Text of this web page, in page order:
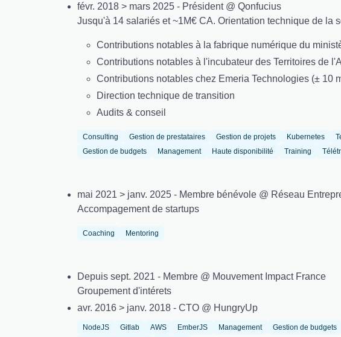
févr. 2018 > mars 2025 - Président @ Qonfucius
Jusqu'à 14 salariés et ~1M€ CA. Orientation technique de la
Contributions notables à la fabrique numérique du
Contributions notables à l'incubateur des Territoires de
Contributions notables chez Emeria Technologies (± 10
Direction technique de transition
Audits & conseil
Consulting Gestion de prestataires Gestion de projets Kubernetes
Gestion de budgets
Management Haute disponibilité Training
mai 2021 > janv. 2025 - Membre bénévole @ Réseau
Accompagement de startups
Coaching Mentoring
Depuis sept. 2021 - Membre @ Mouvement Impact France
Groupement d'intérets
avr. 2016 > janv. 2018 - CTO @ HungryUp
NodeJS Gitlab AWS EmberJS Management Gestion de budgets